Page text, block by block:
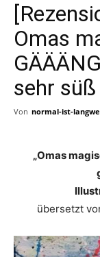
Omas
sehr süß
Von normal-ist-
„Omas
übersetzt